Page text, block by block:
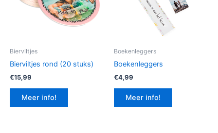
Bierviltjes
Bierviltjes rond (20 stuks)
€15,99
Meer info!
Boekenleggers
Boekenleggers
€4,99
Meer info!